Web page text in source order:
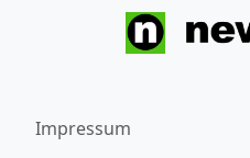
Impressum